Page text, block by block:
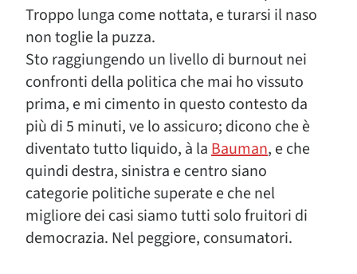
Troppo lunga come nottata, e turarsi il naso
non toglie la puzza.
Sto raggiungendo un livello di burnout nei
confronti della politica che mai ho vissuto
prima, e mi cimento in questo contesto da
più di 5 minuti, ve lo assicuro; dicono che è
diventato tutto liquido, à laBauman, e che
quindi destra, sinistra e centro siano
categorie politiche superate e che nel
migliore dei casi siamo tutti solo fruitori di
democrazia. Nel peggiore, consumatori.